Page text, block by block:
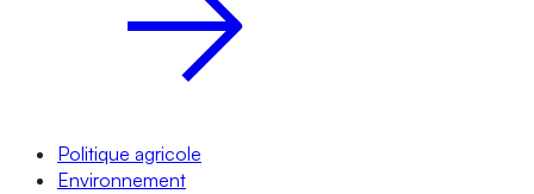
Politique agricole
Environnement